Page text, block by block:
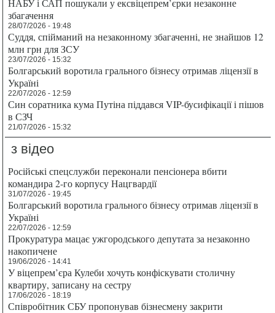
НАБУ і САП пошукали у ексвіцепрем’єрки незаконне
збагачення
28/07/2026 - 19:48
Суддя, спійманий на незаконному збагаченні, не знайшов 12
млн грн для ЗСУ
23/07/2026 - 15:32
Болгарський воротила грального бізнесу отримав ліцензії в
Україні
22/07/2026 - 12:59
Син соратника кума Путіна піддався VIP-бусифікації і пішов
в СЗЧ
21/07/2026 - 15:32
з відео
Російські спецслужби переконали пенсіонера вбити
командира 2-го корпусу Нацгвардії
31/07/2026 - 19:45
Болгарський воротила грального бізнесу отримав ліцензії в
Україні
22/07/2026 - 12:59
Прокуратура мацає ужгородського депутата за незаконно
накопичене
19/06/2026 - 14:41
У віцепрем’єра Кулеби хочуть конфіскувати столичну
квартиру, записану на сестру
17/06/2026 - 18:19
Співробітник СБУ пропонував бізнесмену закрити